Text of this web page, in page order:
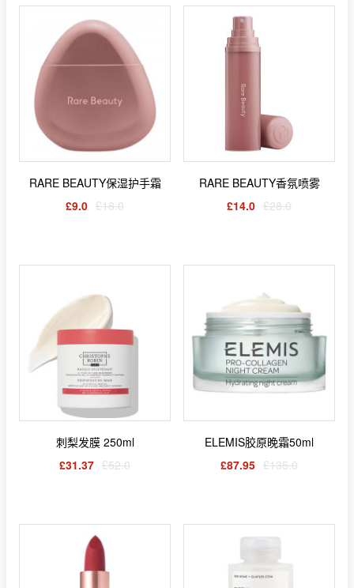
RARE BEAUTY保湿护手霜
£9.0 £18.0
RARE BEAUTY香氛喷雾
£14.0 £28.0
刺梨发膜 250ml
£31.37 £52.0
ELEMIS胶原晚霜50ml
£87.95 £135.0